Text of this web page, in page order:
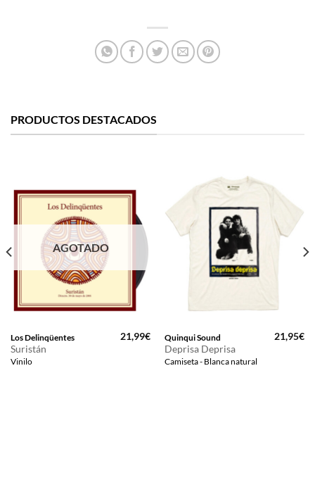
PRODUCTOS DESTACADOS
AGOTADO
Los Delinqüentes
Suristán
Vinilo
21,99€ Quinqui Sound
Deprisa Deprisa
Camiseta - Blanca natural
21,95€